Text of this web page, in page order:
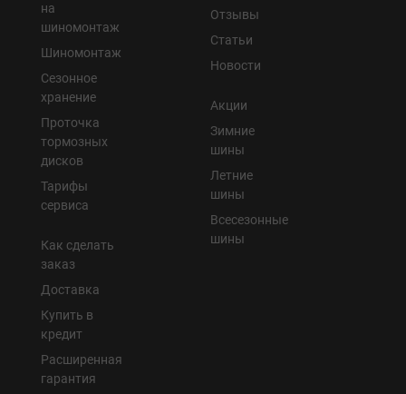
на
шиномонтаж
Шиномонтаж
Сезонное
хранение
Проточка
тормозных
дисков
Тарифы
сервиса
Как сделать
заказ
Доставка
Купить в
кредит
Расширенная
гарантия
Отзывы
Статьи
Новости
Акции
Зимние
шины
Летние
шины
Всесезонные
шины